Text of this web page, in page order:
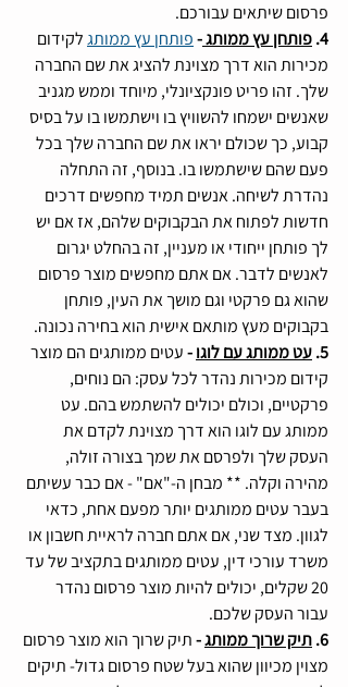
פרסום שיתאים עבורכם.
4. פותחן עץ ממותג -פותחן עץ ממותג לקידום
מכירות הוא דרך מצוינת להציג את שם החברה
שלך. זהו פריט פונקציונלי, מיוחד וממש מגניב
שאנשים ישמחו להשוויץ בו וישתמשו בו על בסיס
קבוע, כך שכולם יראו את שם החברה שלך בכל
פעם שהם שישתמשו בו. בנוסף, זה התחלה
נהדרת לשיחה. אנשים תמיד מחפשים דרכים
חדשות לפתוח את הבקבוקים שלהם, אז אם יש
לך פותחן ייחודי או מעניין, זה בהחלט יגרום
לאנשים לדבר. אם אתם מחפשים מוצר פרסום
שהוא גם פרקטי וגם מושך את העין, פותחן
בקבוקים מעץ מותאם אישית הוא בחירה נכונה.
5. עט ממותג עם לוגו - עטים ממותגים הם מוצר
קידום מכירות נהדר לכל עסק: הם נוחים,
פרקטיים, וכולם יכולים להשתמש בהם. עט
ממותג עם לוגו הוא דרך מצוינת לקדם את
העסק שלך ולפרסם את שמך בצורה זולה,
מהירה וקלה. ** מבחן ה-"אם" - אם כבר עשיתם
בעבר עטים ממותגים יותר מפעם אחת, כדאי
לגוון. מצד שני, אם אתם חברה לראיית חשבון או
משרד עורכי דין, עטים ממותגים בתקציב של עד
20 שקלים, יכולים להיות מוצר פרסום נהדר
עבור העסק שלכם.
6. תיק שרוך ממותג - תיק שרוךהוא מוצר פרסום
מצוין מכיוון שהוא בעל שטח פרסום גדול- תיקים